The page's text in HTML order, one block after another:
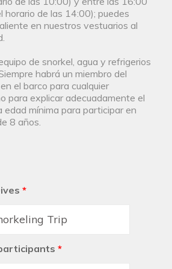
horario de las 14:00); puedes
en nuestros vestuarios al
de snorkel, agua y refrigerios
habrá un miembro del
el barco para cualquier
para explicar adecuadamente el
edad mínima para participar en
8 años.
*
*